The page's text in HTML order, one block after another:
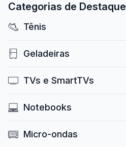
Categorias de Destaque
Tênis
Geladeiras
TVs e SmartTVs
Notebooks
Micro-ondas